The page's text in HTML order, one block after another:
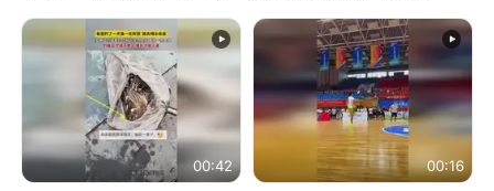
像了～你是吃古筝长大的
吗？”“或将成为首位考级
不带古筝的选手。”（来
源：新华每日电讯）
网友：果然言传不如身
教！
00:42 00:16